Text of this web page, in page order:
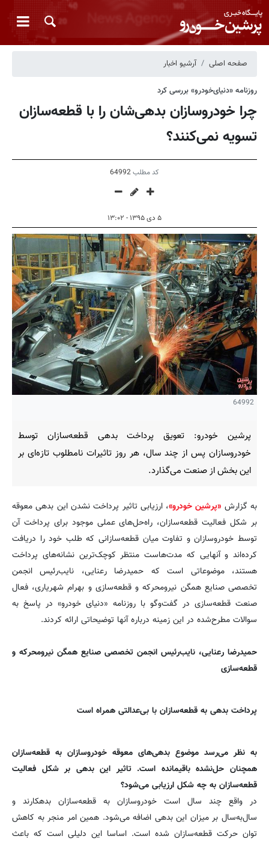
صفحه اصلی آرشیو اخبار
روزنامه «دنیای‌خودرو» بررسی کرد‎
چرا خودروسازان بدهی‌‌شان‌ را با قطعه‌سازان
تسویه نمی‌کنند؟
کد مطلب64992
۵ دی ۱۳۹۵ - ۱۳:۰۲
64992
پرشین خودرو: تعویق پرداخت بدهی قطعه‌سازان توسط
خودروسازان پس از چند سال، هر روز تاثیرات نامطلوب تازه‌ای بر
این بخش از صنعت می‌گذارد.
به گزارش «پرشین خودرو»، ارزیابی تاثیر پرداخت نشدن این بدهی معوقه
بر شکل فعالیت قطعه‌سازان، راه‌حل‌های عملی موجود برای پرداخت آن
توسط خودروسازان و تفاوت میان قطعه‌سازانی که طلب خود را دریافت
کرده‌اند و آنهایی که مدت‌هاست منتظر کوچک‌ترین نشانه‌های پرداخت
هستند، موضوعاتی است که حمیدرضا رعنایی، نایب‌رئیس انجمن
تخصصی صنایع همگن نیرومحرکه و قطعه‌سازی و بهرام شهریاری، فعال
صنعت قطعه‌سازی در گفت‌وگو با روزنامه «دنیای خودرو» در پاسخ به
سوالات مطرح‌شده در این زمینه درباره آنها توضیحاتی ارائه کردند.
حمیدرضا رعنایی، نایب‌رئیس انجمن تخصصی صنایع همگن نیرومحرکه و
قطعه‌سازی
پرداخت بدهی به قطعه‌سازان با بی‌عدالتی همراه است
به نظر می‌رسد موضوع بدهی‌های معوقه خودروسازان به قطعه‌سازان
همچنان حل‌نشده باقیمانده است. تاثیر این بدهی بر شکل فعالیت
قطعه‌سازان به چه شکل ارزیابی می‌شود؟
در واقع چند سال است خودروسازان به قطعه‌سازان بدهکارند و
سال‌به‌سال بر میزان این بدهی اضافه می‌شود. همین امر منجر به کاهش
توان حرکت قطعه‌سازان شده است. اساسا این دلیلی است که باعث